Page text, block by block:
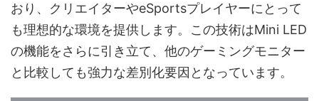
おり、クリエイターやeSportsプレイヤーにとって
も理想的な環境を提供します。この技術はMini LED
の機能をさらに引き立て、他のゲーミングモニター
と比較しても強力な差別化要因となっています。